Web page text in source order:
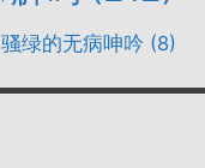
骚绿的无病呻吟 (8)